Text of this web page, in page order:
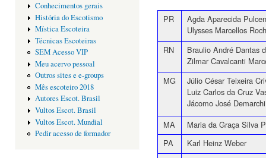
Conhecimentos gerais
História do Escotismo
Mística Escoteira
Técnicas Escoteiras
SEM Acesso VIP
Meu acervo pessoal
Outros sites e e-groups
Mês escoteiro 2018
Autores Escot. Brasil
Vultos Escot. Brasil
Vultos Escot. Mundial
Pedir acesso de formador
PR
Agda Aparecida
Ulysses Marcellos
RN
Braulio André Dantas
Zilmar Cavalcanti
MG
Júlio César Teixeira
Luiz Carlos da Cruz
Jácomo José
MA
Maria da Graça Silva
PA
Karl Heinz Weber